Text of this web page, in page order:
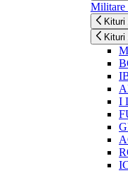
Kituri
Kituri
I